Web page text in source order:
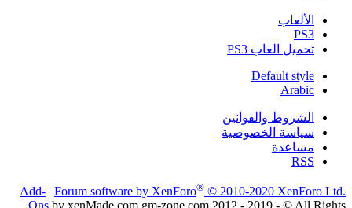
الألعاب
PS3
تحميل العاب PS3
Default style
Arabic
الشروط والقوانين
سياسة الخصوصية
مساعدة
RSS
Forum software by XenForo® © 2010-2020 XenForo Ltd.
|
Add-
Ons by xenMade.com gm-zone.com 2012 - 2019 - © All Rights